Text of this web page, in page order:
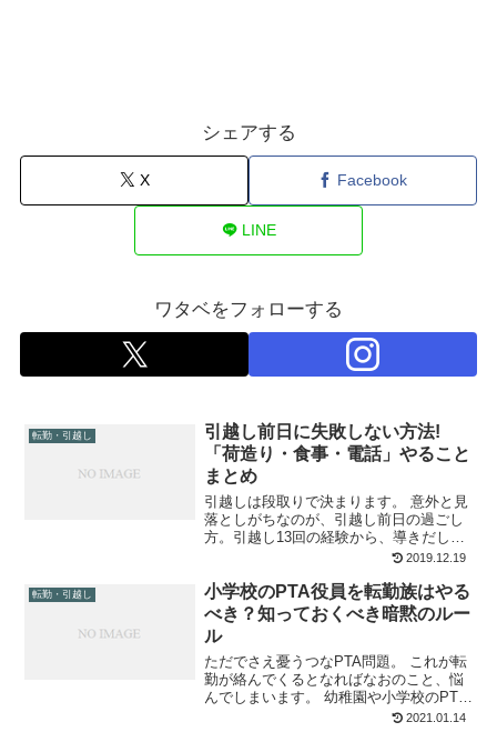
シェアする
X Facebook
LINE
ワタベをフォローする
転勤・引越し
引越し前日に失敗しない方法!
「荷造り・食事・電話」やること
まとめ
引越しは段取りで決まります。 意外と見
落としがちなのが、引越し前日の過ごし
方。引越し13回の経験から、導きだした
最適解をお伝えします！ ↓メールのやり
越し見積り】 引越し前日にしかできない
ことがある...
2019.12.19
転勤・引越し
小学校のPTA役員を転勤族はやる
べき？知っておくべき暗黙のルー
ル
ただでさえ憂うつなPTA問題。 これが転
勤が絡んでくるとなればなおのこと、悩
んでしまいます。 幼稚園や小学校のPTA
役員決めではどうすればいいか…。 もし
2021.01.14